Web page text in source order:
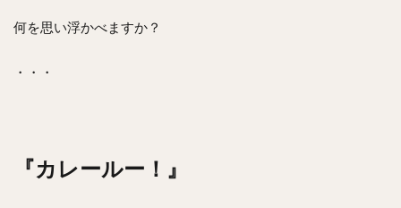
何を思い浮かべますか？
・・・
『カレールー！』